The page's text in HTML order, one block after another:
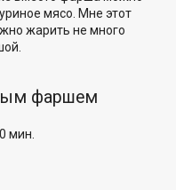
мясо. Мне этот
жарить не много
фаршем
мин.